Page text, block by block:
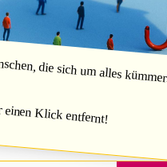
die sich um alles
Klick entfernt!